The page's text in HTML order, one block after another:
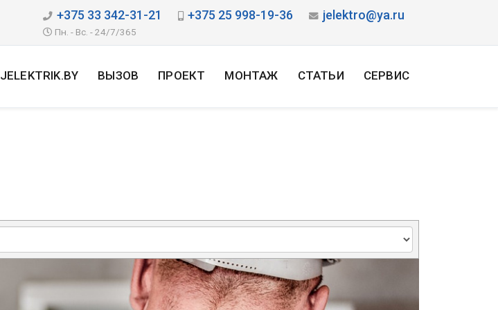
+375 33 342-31-21 +375 25 998-19-36 jelektro@ya.ru
Пн. - Вс. - 24/7/365
JELEKTRIK.BY ВЫЗОВ ПРОЕКТ МОНТАЖ СТАТЬИ СЕРВИС